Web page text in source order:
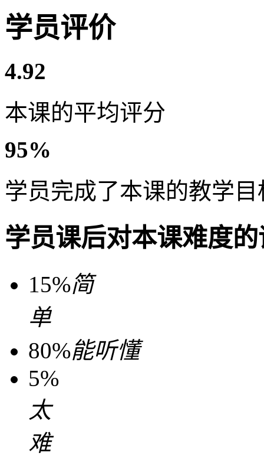
学员评价
4.92
本课的平均评分
95%
学员完成了本课的教学目
学员课后对本课难度
15%简
单
80%能听懂
5%
太
难